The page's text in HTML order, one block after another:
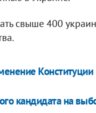
свыше 400
Конституции
кандидата на